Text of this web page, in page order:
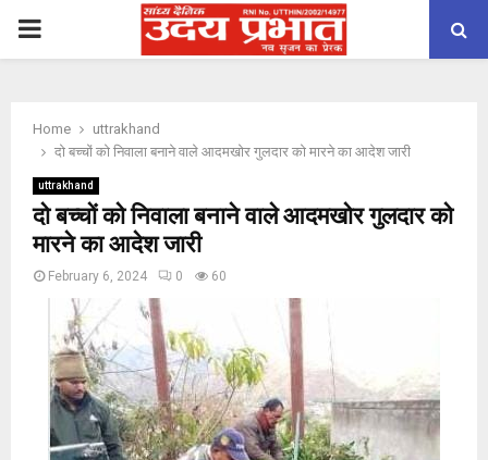
PRIMARY
Home
uttrakhand
दो बच्चों को निवाला बनाने वाले आदमखोर गुलदार को मारने का आदेश जारी
uttrakhand
दो बच्चों को निवाला बनाने वाले आदमखोर गुलदार को
मारने का आदेश जारी
February 6, 2024 0 60